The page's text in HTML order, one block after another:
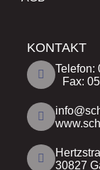
KONTAKT
Telefon:
Fax:
30827